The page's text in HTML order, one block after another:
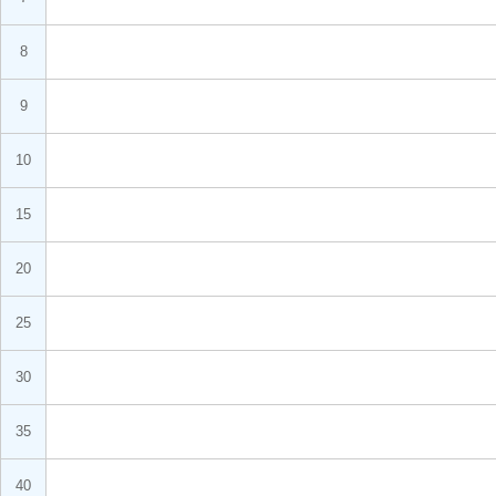
8
9
10
15
20
25
30
35
40